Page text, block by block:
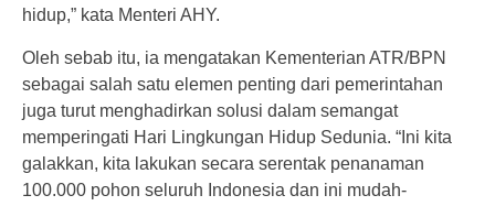
hidup,” kata Menteri AHY.
Oleh sebab itu, ia mengatakan Kementerian ATR/BPN
sebagai salah satu elemen penting dari pemerintahan
juga turut menghadirkan solusi dalam semangat
memperingati Hari Lingkungan Hidup Sedunia. “Ini kita
galakkan, kita lakukan secara serentak penanaman
100.000 pohon seluruh Indonesia dan ini mudah-